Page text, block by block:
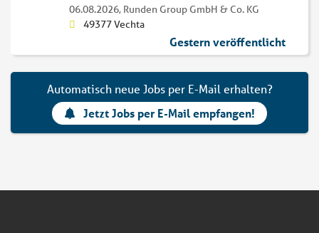
06.08.2026, Runden Group GmbH & Co. KG
49377 Vechta
Gestern veröffentlicht
Automatisch neue Jobs per E-Mail erhalten?
Jetzt Jobs per E-Mail empfangen!